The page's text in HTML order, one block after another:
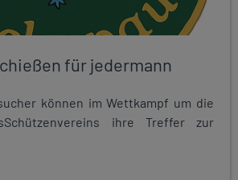
für jedermann
können im Wettkampf um die
ihre Treffer zur